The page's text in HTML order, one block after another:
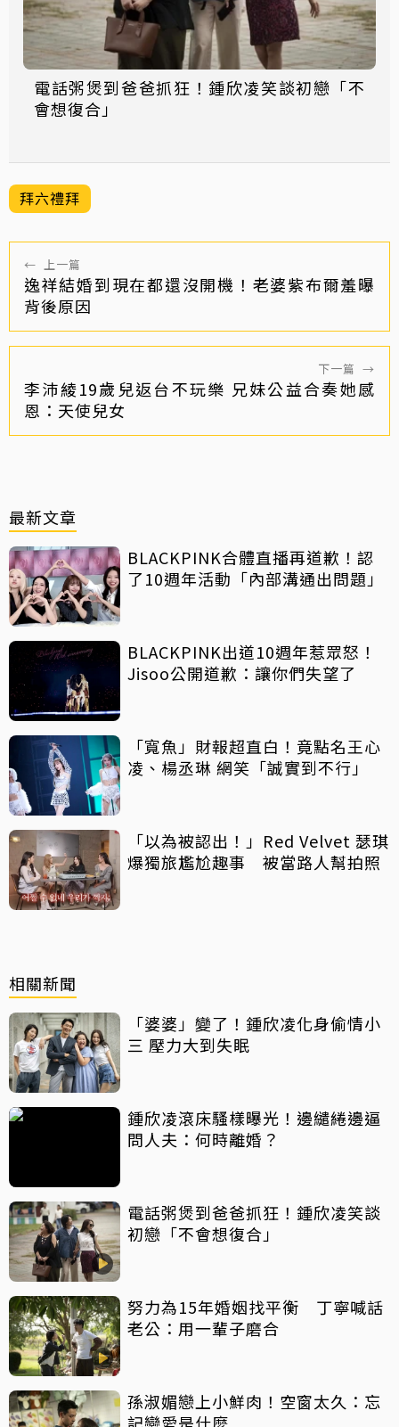
電話粥煲到爸爸抓狂！鍾欣凌笑談初戀「不
會想復合」
拜六禮拜
← 上一篇
逸祥結婚到現在都還沒開機！老婆紫布爾羞曝
背後原因
下一篇 →
李沛綾19歲兒返台不玩樂 兄妹公益合奏她感
恩：天使兒女
最新文章
BLACKPINK合體直播再道歉！認
了10週年活動「內部溝通出問題」
BLACKPINK出道10週年惹眾怒！
Jisoo公開道歉：讓你們失望了
「寬魚」財報超直白！竟點名王心
凌、楊丞琳 網笑「誠實到不行」
「以為被認出！」Red Velvet 瑟琪
爆獨旅尷尬趣事 被當路人幫拍照
相關新聞
「婆婆」變了！鍾欣凌化身偷情小
三 壓力大到失眠
鍾欣凌滾床騷樣曝光！邊繾綣邊逼
問人夫：何時離婚？
電話粥煲到爸爸抓狂！鍾欣凌笑談
初戀「不會想復合」
努力為15年婚姻找平衡 丁寧喊話
老公：用一輩子磨合
孫淑媚戀上小鮮肉！空窗太久：忘
記戀愛是什麼